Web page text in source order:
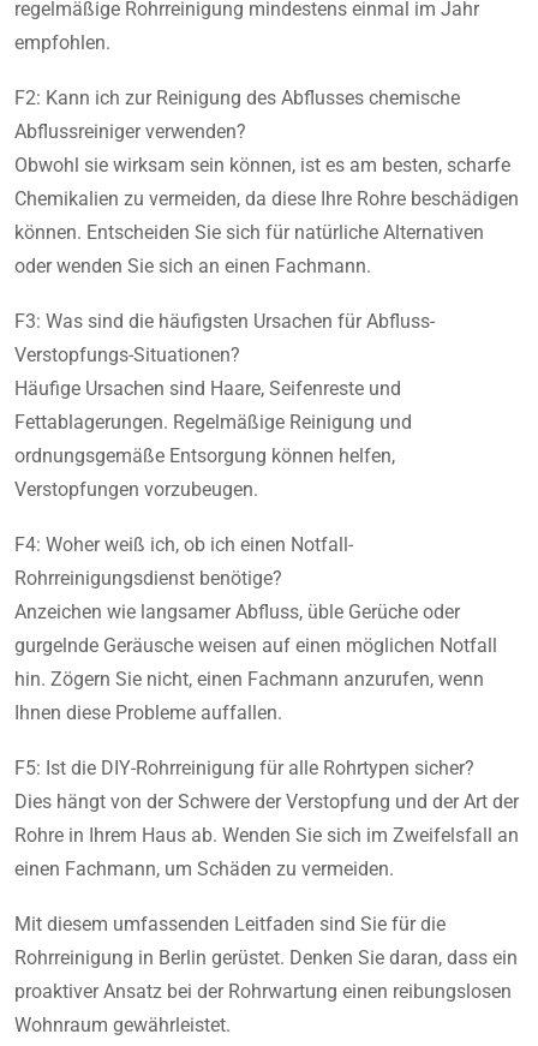
regelmäßige Rohrreinigung mindestens einmal im Jahr
empfohlen.
F2: Kann ich zur Reinigung des Abflusses chemische
Abflussreiniger verwenden?
Obwohl sie wirksam sein können, ist es am besten, scharfe
Chemikalien zu vermeiden, da diese Ihre Rohre beschädigen
können. Entscheiden Sie sich für natürliche Alternativen
oder wenden Sie sich an einen Fachmann.
F3: Was sind die häufigsten Ursachen für Abfluss-
Verstopfungs-Situationen?
Häufige Ursachen sind Haare, Seifenreste und
Fettablagerungen. Regelmäßige Reinigung und
ordnungsgemäße Entsorgung können helfen,
Verstopfungen vorzubeugen.
F4: Woher weiß ich, ob ich einen Notfall-
Rohrreinigungsdienst benötige?
Anzeichen wie langsamer Abfluss, üble Gerüche oder
gurgelnde Geräusche weisen auf einen möglichen Notfall
hin. Zögern Sie nicht, einen Fachmann anzurufen, wenn
Ihnen diese Probleme auffallen.
F5: Ist die DIY-Rohrreinigung für alle Rohrtypen sicher?
Dies hängt von der Schwere der Verstopfung und der Art der
Rohre in Ihrem Haus ab. Wenden Sie sich im Zweifelsfall an
einen Fachmann, um Schäden zu vermeiden.
Mit diesem umfassenden Leitfaden sind Sie für die
Rohrreinigung in Berlin gerüstet. Denken Sie daran, dass ein
proaktiver Ansatz bei der Rohrwartung einen reibungslosen
Wohnraum gewährleistet.